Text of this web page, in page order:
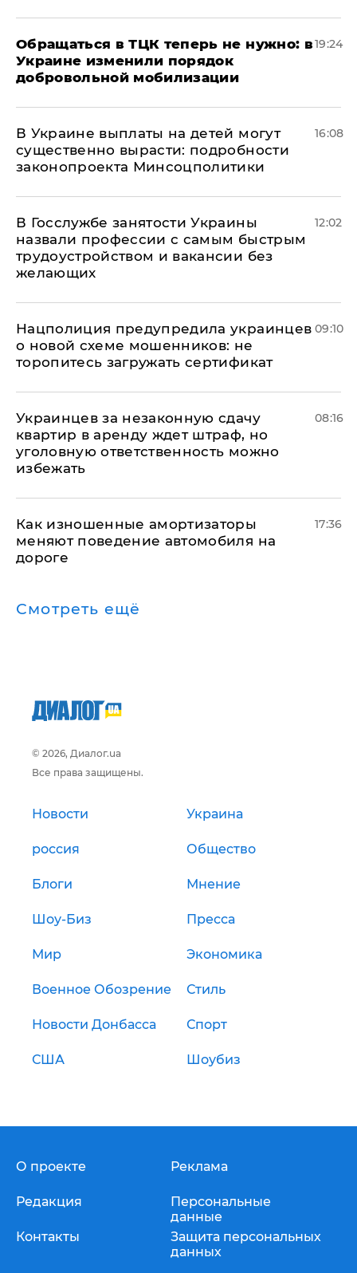
Обращаться в ТЦК теперь не нужно: в
Украине изменили порядок
добровольной мобилизации
19:24
В Украине выплаты на детей могут
существенно вырасти: подробности
законопроекта Минсоцполитики
16:08
В Госслужбе занятости Украины
назвали профессии с самым быстрым
трудоустройством и вакансии без
желающих
12:02
Нацполиция предупредила украинцев
о новой схеме мошенников: не
торопитесь загружать сертификат
09:10
Украинцев за незаконную сдачу
квартир в аренду ждет штраф, но
уголовную ответственность можно
избежать
08:16
Как изношенные амортизаторы
меняют поведение автомобиля на
дороге
17:36
Смотреть ещё
© 2026, Диалог.ua
Все права защищены.
Новости Украина
россия Общество
Блоги Мнение
Шоу-Биз Пресса
Мир Экономика
Военное Обозрение Стиль
Новости Донбасса Спорт
США Шоубиз
О проекте
Редакция
Контакты
Реклама
Персональные
данные
Защита персональных
данных